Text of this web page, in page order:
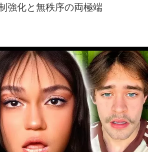
強化と無秩序の両極端